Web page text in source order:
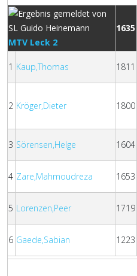
MTV Leck 2
1635
1 Kaup,Thomas 1811
2 Kröger,Dieter 1800
3 Sörensen,Helge 1604
4 Zare,Mahmoudreza 1653
5 Lorenzen,Peer 1719
6 Gaede,Sabian 1223